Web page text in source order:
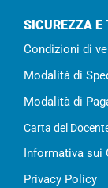
SICUREZZA E
Condizioni di
Modalità di
Modalità di
Carta del
Informativa sui
Privacy Policy